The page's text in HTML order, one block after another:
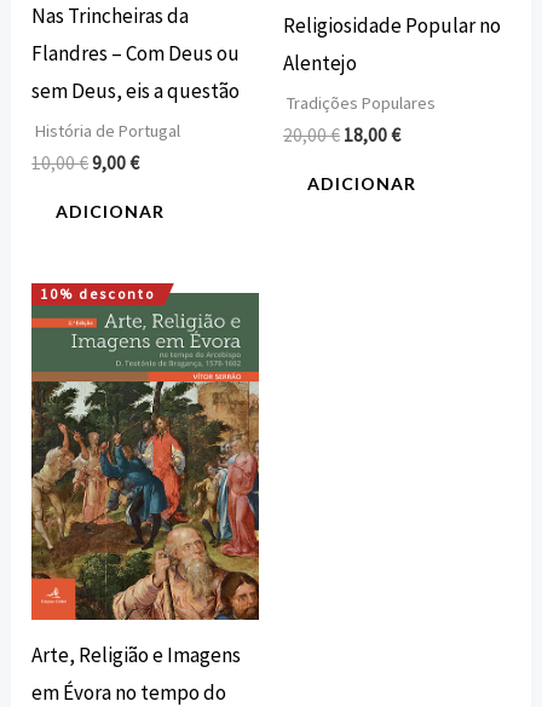
Nas Trincheiras da
Flandres – Com Deus ou
sem Deus, eis a questão
História de Portugal
10,00€9,00€
ADICIONAR
Religiosidade Popular no
Alentejo
Tradições Populares
20,00€ 18,00€
ADICIONAR
10% desconto
Arte, Religião e Imagens
em Évora no tempo do
O
preço
original
era:
22,00 €.
O
preço
atual
é:
19,80 €.